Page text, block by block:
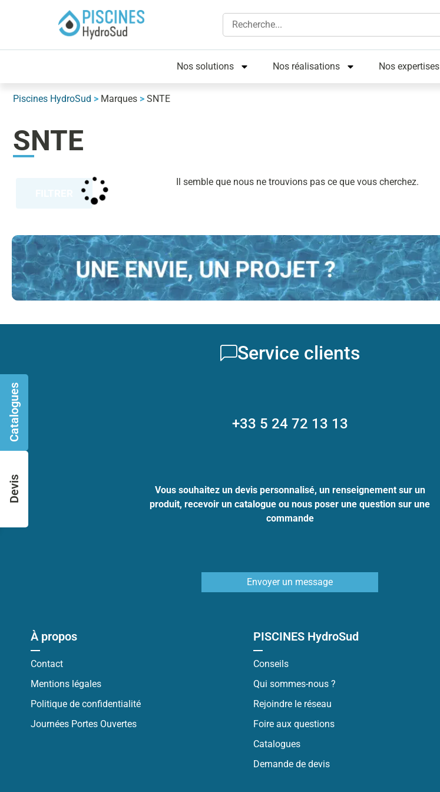
Catalogues
Devis
Nos solutions Nos réalisations Nos expertises
Piscines HydroSud > Marques > SNTE
SNTE
Il semble que nous ne trouvions pas ce que vous cherchez.
Service clients
+33 5 24 72 13 13
Vous souhaitez un devis personnalisé, un renseignement sur un
produit, recevoir un catalogue ou nous poser une question sur une
commande
Envoyer un message
À propos
Contact
Mentions légales
Politique de confidentialité
Journées Portes Ouvertes
PISCINES HydroSud
Conseils
Qui sommes-nous ?
Rejoindre le réseau
Foire aux questions
Catalogues
Demande de devis